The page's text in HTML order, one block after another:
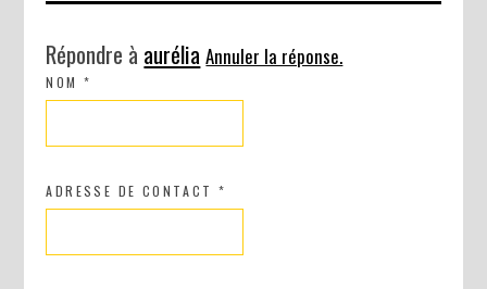
Répondre à aurélia Annuler la réponse.
NOM*
ADRESSE DE CONTACT*